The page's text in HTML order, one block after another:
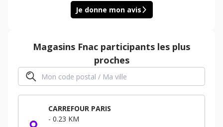
Je donne mon avis
Magasins Fnac participants les plus
proches
CARREFOUR PARIS
- 0.23 KM